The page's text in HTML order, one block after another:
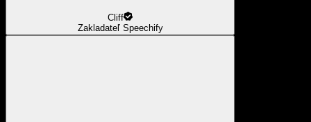
Cliff
Zakladateľ Speechify